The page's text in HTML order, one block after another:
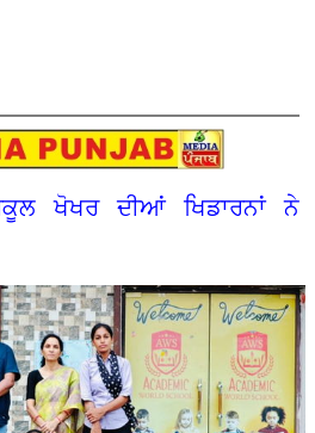
ਖੋਖਰ ਦੀਆਂ ਖਿਡਾਰਨਾਂ ਨੇ